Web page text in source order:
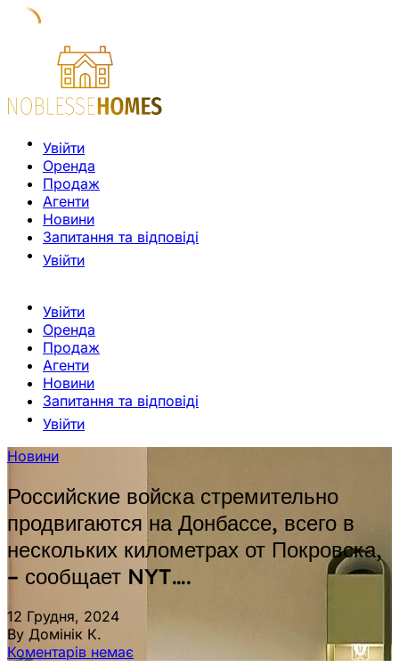
Увійти
Оренда
Продаж
Агенти
Новини
Запитання та відповіді
Увійти
Увійти
Оренда
Продаж
Агенти
Новини
Запитання та відповіді
Увійти
Новини
Российские войска стремительно
продвигаются на Донбассе, всего в
нескольких километрах от Покровска,
– сообщает NYT….
12 Грудня, 2024
By Домінік К.
Коментарів немає